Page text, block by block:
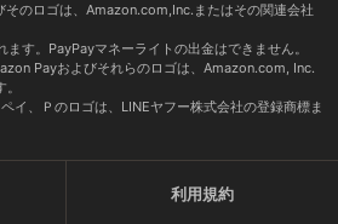
のロゴは、Amazon.com,Inc.またはその関連会社
す。PayPayマネーライトの出金はできません。
Payおよびそれらのロゴは、Amazon.com, Inc.
イ、Ｐのロゴは、LINEヤフー株式会社の登録商標ま
利用規約